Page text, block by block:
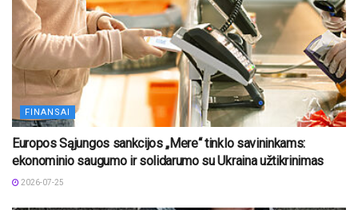
FINANSAI
Europos Sąjungos sankcijos „Mere“ tinklo savininkams:
ekonominio saugumo ir solidarumo su Ukraina užtikrinimas
2026-07-25